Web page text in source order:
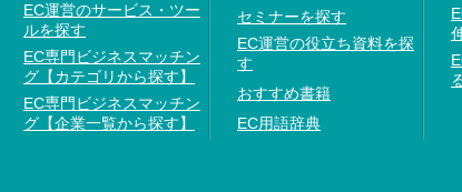
EC運営のサービス・ツー
ルを探す
EC専門ビジネスマッチン
グ【カテゴリから探す】
EC専門ビジネスマッチン
グ【企業一覧から探す】
セミナーを探す
EC運営の役立ち資料を探
す
おすすめ書籍
EC用語辞典